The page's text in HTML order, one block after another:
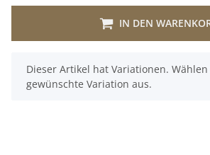
IN DEN
x
Dieser Artikel hat Variationen.
gewünschte Variation aus.